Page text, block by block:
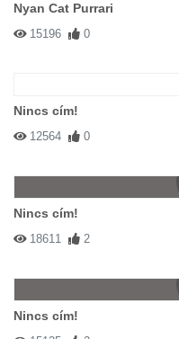
Nyan Cat Purrari
15196 0
Nincs cím!
12564 0
Nincs cím!
18611 2
Nincs cím!